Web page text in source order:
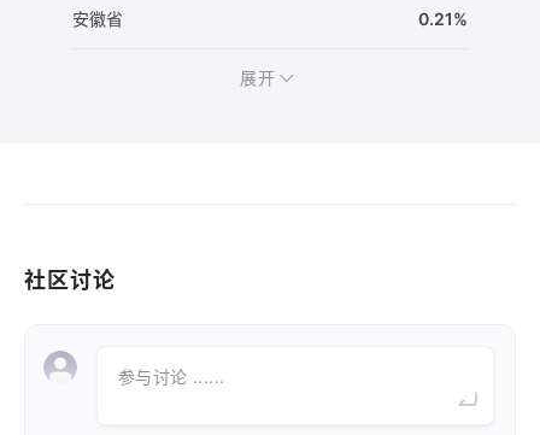
安徽省 0.21%
展开
社区讨论
参与讨论 ......